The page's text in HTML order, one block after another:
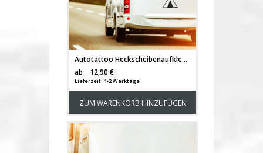
Autotattoo Heckscheibenaufkleber Wohnwagen Sticker mit Motto Spruch Keep Calm and go Camping Autosticker M2374
ab
12,90 €
Lieferzeit: 1-2 Werktage
ZUM WARENKORB HINZUFÜGEN